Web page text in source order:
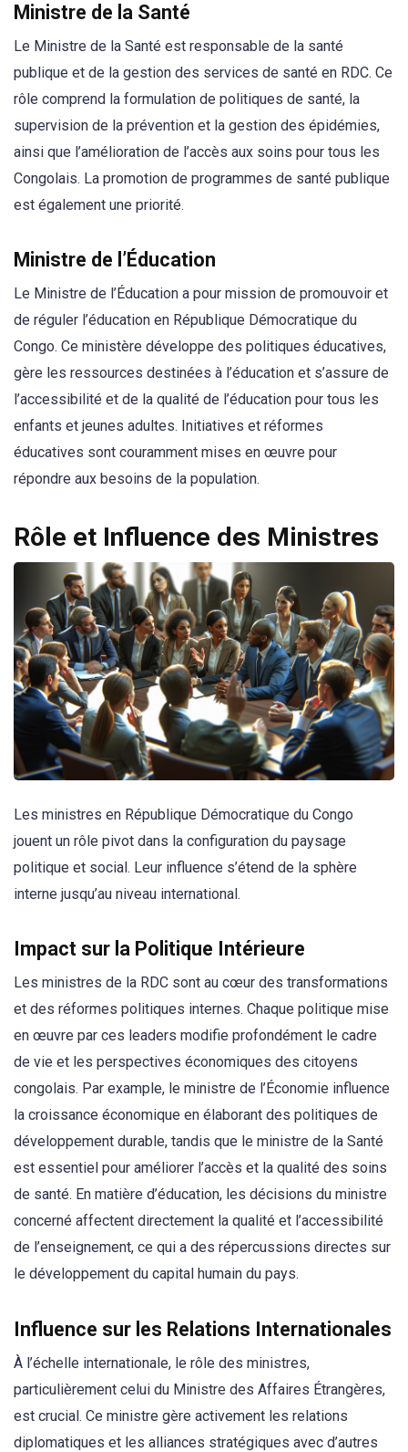
Ministre de la Santé
Le Ministre de la Santé est responsable de la santé
publique et de la gestion des services de santé en RDC. Ce
rôle comprend la formulation de politiques de santé, la
supervision de la prévention et la gestion des épidémies,
ainsi que l’amélioration de l’accès aux soins pour tous les
Congolais. La promotion de programmes de santé publique
est également une priorité.
Ministre de l’Éducation
Le Ministre de l’Éducation a pour mission de promouvoir et
de réguler l’éducation en République Démocratique du
Congo. Ce ministère développe des politiques éducatives,
gère les ressources destinées à l’éducation et s’assure de
l’accessibilité et de la qualité de l’éducation pour tous les
enfants et jeunes adultes. Initiatives et réformes
éducatives sont couramment mises en œuvre pour
répondre aux besoins de la population.
Rôle et Influence des Ministres
Les ministres en République Démocratique du Congo
jouent un rôle pivot dans la configuration du paysage
politique et social. Leur influence s’étend de la sphère
interne jusqu’au niveau international.
Impact sur la Politique Intérieure
Les ministres de la RDC sont au cœur des transformations
et des réformes politiques internes. Chaque politique mise
en œuvre par ces leaders modifie profondément le cadre
de vie et les perspectives économiques des citoyens
congolais. Par example, le ministre de l’Économie influence
la croissance économique en élaborant des politiques de
développement durable, tandis que le ministre de la Santé
est essentiel pour améliorer l’accès et la qualité des soins
de santé. En matière d’éducation, les décisions du ministre
concerné affectent directement la qualité et l’accessibilité
de l’enseignement, ce qui a des répercussions directes sur
le développement du capital humain du pays.
Influence sur les Relations Internationales
À l’échelle internationale, le rôle des ministres,
particulièrement celui du Ministre des Affaires Étrangères,
est crucial. Ce ministre gère activement les relations
diplomatiques et les alliances stratégiques avec d’autres